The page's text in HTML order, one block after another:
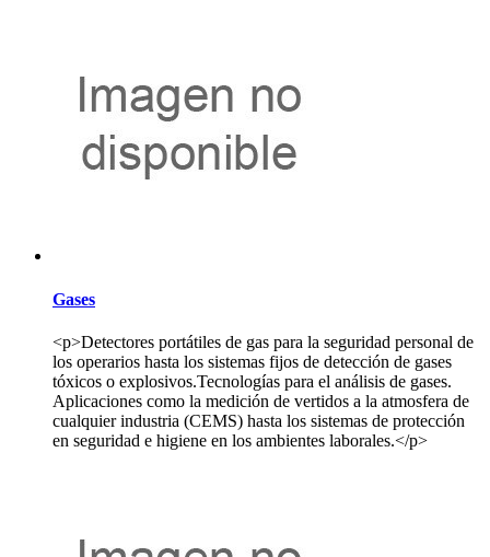
Gases
<p>Detectores portátiles de gas para la seguridad personal de
los operarios hasta los sistemas fijos de detección de gases
tóxicos o explosivos.Tecnologías para el análisis de gases.
Aplicaciones como la medición de vertidos a la atmosfera de
cualquier industria (CEMS) hasta los sistemas de protección
en seguridad e higiene en los ambientes laborales.</p>